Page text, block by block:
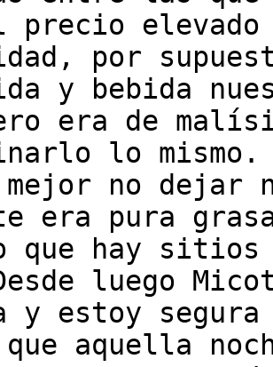
precio elevado
por
y bebida
era de
lo mismo.
no dejar
era pura
que hay sitios
luego
y estoy
aquella